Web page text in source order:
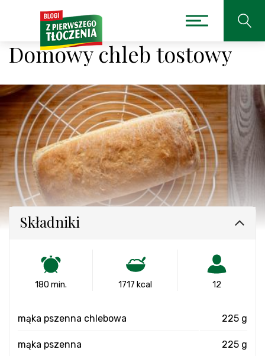
Domowy chleb tostowy
Składniki
180 min. 1717 kcal 12
mąka pszenna chlebowa 225 g
mąka pszenna 225 g